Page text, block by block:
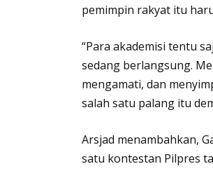
pemimpin rakyat itu
“Para akademisi tentu
sedang berlangsung.
mengamati, dan
salah satu palang itu
Arsjad menambahkan,
satu kontestan Pilpres